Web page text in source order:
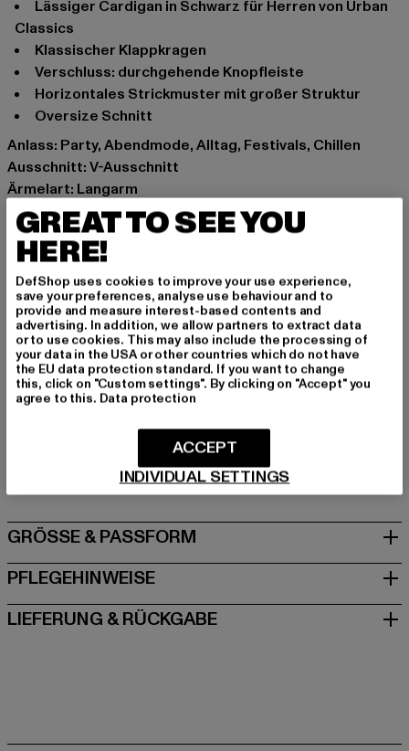
Lässiger Cardigan in Schwarz für Herren von Urban
Classics
Klassischer Klappkragen
Verschluss: durchgehende Knopfleiste
Horizontales Strickmuster mit großer Struktur
Oversize Schnitt
Anlass: Party, Abendmode, Alltag, Festivals, Chillen
Ausschnitt: V-Ausschnitt
Ärmelart: Langarm
Verschlussarten: Knopfleiste
Schnitt: Normal
Marke: Urban Classics
Kat.: Strickjacken
Farbe: schwarz
Hersteller Farbe: black
Materialzusammensetzung: 50% Baumwolle, 50%
Polyacryl
Art.Nr: TB6256-00007
Hersteller: TB International GmbH |info@tbint.de
Dr.-Robert-Murjahn-Straße 7 | 64372 Ober-Ramstadt |
GRÖSSE & PASSFORM
PFLEGEHINWEISE
LIEFERUNG & RÜCKGABE
GREAT TO SEE YOU
HERE!
DefShop uses cookies to improve your use experience,
save your preferences, analyse use behaviour and to
provide and measure interest-based contents and
advertising. In addition, we allow partners to extract data
or to use cookies. This may also include the processing of
your data in the USA or other countries which do not have
the EU data protection standard. If you want to change
this, click on "Custom settings". By clicking on "Accept" you
agree to this. Data protection
INDIVIDUAL SETTINGS
ACCEPT